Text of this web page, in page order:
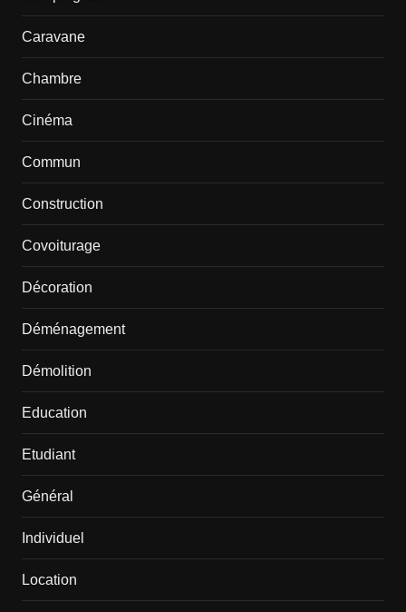
Caravane
Chambre
Cinéma
Commun
Construction
Covoiturage
Décoration
Déménagement
Démolition
Education
Etudiant
Général
Individuel
Location